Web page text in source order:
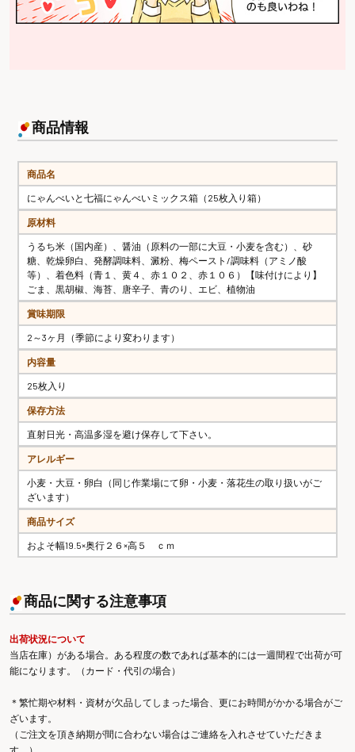
商品情報
商品名
にゃんべいと七福にゃんべいミックス箱（25枚入り箱）
原材料
うるち米（国内産）、醤油（原料の一部に大豆・小麦を含む）、砂
糖、乾燥卵白、発酵調味料、澱粉、梅ペースト/調味料（アミノ酸
等）、着色料（青１、黄４、赤１０２、赤１０６）【味付けにより】
ごま、黒胡椒、海苔、唐辛子、青のり、エビ、植物油
賞味期限
2～3ヶ月（季節により変わります）
内容量
25枚入り
保存方法
直射日光・高温多湿を避け保存して下さい。
アレルギー
小麦・大豆・卵白（同じ作業場にて卵・小麦・落花生の取り扱いがご
ざいます）
商品サイズ
およそ幅19.5×奥行２６×高５ ｃｍ
商品に関する注意事項
出荷状況について
当店在庫）がある場合。ある程度の数であれば基本的には一週間程で出荷が可
能になります。（カード・代引の場合）
＊繁忙期や材料・資材が欠品してしまった場合、更にお時間がかかる場合がご
ざいます。
（ご注文を頂き納期が間に合わない場合はご連絡を入れさせていただきま
す。）